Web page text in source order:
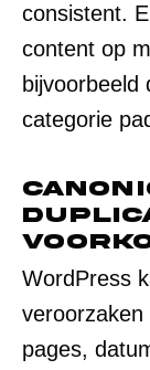
consistent.
content op
bijvoorbeeld
categorie
WordPress
pages,